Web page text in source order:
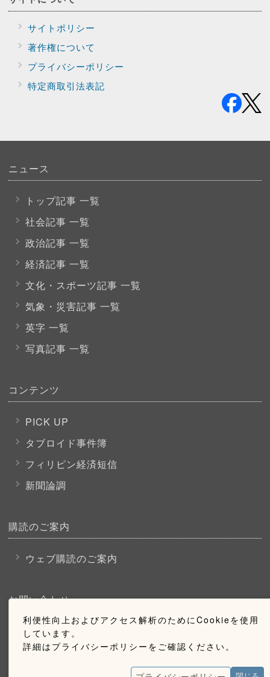
利便性向上およびアクセス解析のためにCookieを使用
しています。
詳細はプライバシーポリシーをご確認ください。
サイトポリシー
著作権について
プライバシーポリシー
特定商取引法表記
ニュース
トップ記事 一覧
社会記事 一覧
政治記事 一覧
経済記事 一覧
文化・スポーツ記事 一覧
気象・災害記事 一覧
英字 一覧
写真記事 一覧
コンテンツ
PICK UP
タブロイド事件簿
フィリピン経済短信
新聞論調
購読のご案内
ウェブ購読のご案内
お問い合わせ
採用情報
お問い合わせ